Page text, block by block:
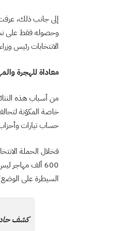
إلى جانب ذلك،
وحصوله فقط على نسبة 18.7٪ من الأصوات، في حين حصلت باقي القوى
الانتخابات رئيس
معاداة للهجرة
من أسباب هذه
خاصة المكوّنة
حساب تيارات
فخلال الحملة
600 ألف مهاجر
السيطرة على
كشف